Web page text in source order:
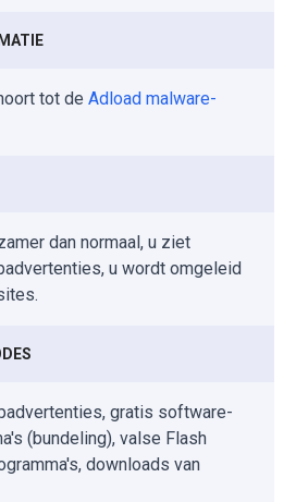
tot de Adload malware-
dan normaal, u ziet
u wordt omgeleid
gratis software-
(bundeling), valse Flash
downloads van